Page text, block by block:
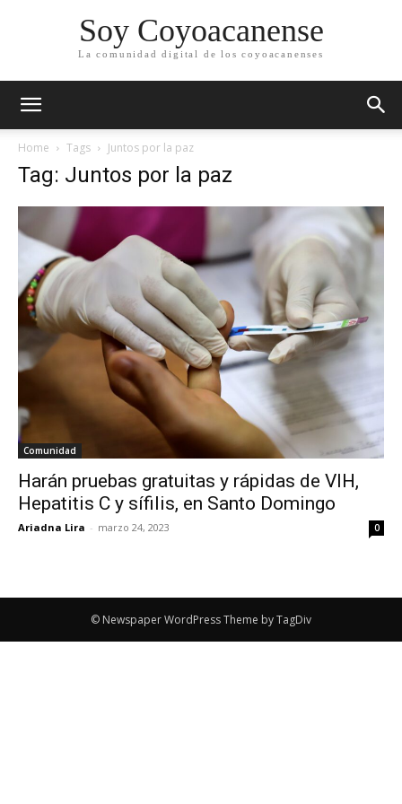
Soy Coyoacanense
La comunidad digital de los coyoacanenses
Home Tags Juntos por la paz
Tag: Juntos por la paz
Comunidad
Harán pruebas gratuitas y rápidas de VIH,
Hepatitis C y sífilis, en Santo Domingo
Ariadna Lira - marzo 24, 2023 0
© Newspaper WordPress Theme by TagDiv